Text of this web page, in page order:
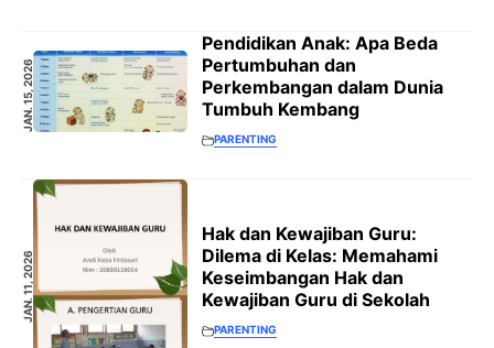
JAN. 15, 2026
Pendidikan Anak: Apa Beda
Pertumbuhan dan
Perkembangan dalam Dunia
Tumbuh Kembang
PARENTING
JAN. 11, 2026
Hak dan Kewajiban Guru:
Dilema di Kelas: Memahami
Keseimbangan Hak dan
Kewajiban Guru di Sekolah
PARENTING